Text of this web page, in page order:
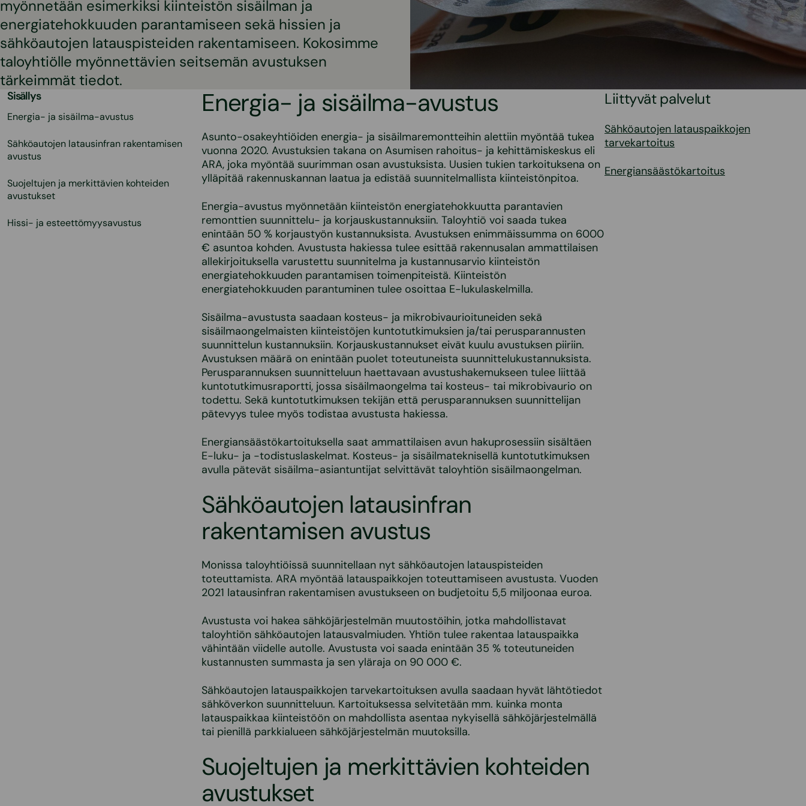
myönnetään esimerkiksi kiinteistön sisäilman ja
energiatehokkuuden parantamiseen sekä hissien ja
sähköautojen latauspisteiden rakentamiseen. Kokosimme
taloyhtiölle myönnettävien seitsemän avustuksen
tärkeimmät tiedot.
Sisällys
Energia- ja sisäilma-avustus
Sähköautojen latausinfran rakentamisen
avustus
Suojeltujen ja merkittävien kohteiden
avustukset
Hissi- ja esteettömyysavustus
Energia- ja sisäilma-avustus
Asunto-osakeyhtiöiden energia- ja sisäilmaremontteihin alettiin myöntää tukea
vuonna 2020. Avustuksien takana on Asumisen rahoitus- ja kehittämiskeskus eli
ARA, joka myöntää suurimman osan avustuksista. Uusien tukien tarkoituksena on
ylläpitää rakennuskannan laatua ja edistää suunnitelmallista kiinteistönpitoa.
Energia-avustus myönnetään kiinteistön energiatehokkuutta parantavien
remonttien suunnittelu- ja korjauskustannuksiin. Taloyhtiö voi saada tukea
enintään 50 % korjaustyön kustannuksista. Avustuksen enimmäissumma on 6000
€ asuntoa kohden. Avustusta hakiessa tulee esittää rakennusalan ammattilaisen
allekirjoituksella varustettu suunnitelma ja kustannusarvio kiinteistön
energiatehokkuuden parantamisen toimenpiteistä. Kiinteistön
energiatehokkuuden parantuminen tulee osoittaa E-lukulaskelmilla.
Sisäilma-avustusta saadaan kosteus- ja mikrobivaurioituneiden sekä
sisäilmaongelmaisten kiinteistöjen kuntotutkimuksien ja/tai perusparannusten
suunnittelun kustannuksiin. Korjauskustannukset eivät kuulu avustuksen piiriin.
Avustuksen määrä on enintään puolet toteutuneista suunnittelukustannuksista.
Perusparannuksen suunnitteluun haettavaan avustushakemukseen tulee liittää
kuntotutkimusraportti, jossa sisäilmaongelma tai kosteus- tai mikrobivaurio on
todettu. Sekä kuntotutkimuksen tekijän että perusparannuksen suunnittelijan
pätevyys tulee myös todistaa avustusta hakiessa.
Energiansäästökartoituksella saat ammattilaisen avun hakuprosessiin sisältäen
E-luku- ja -todistuslaskelmat. Kosteus- ja sisäilmateknisellä kuntotutkimuksen
avulla pätevät sisäilma-asiantuntijat selvittävät taloyhtiön sisäilmaongelman.
Sähköautojen latausinfran
rakentamisen avustus
Monissa taloyhtiöissä suunnitellaan nyt sähköautojen latauspisteiden
toteuttamista. ARA myöntää latauspaikkojen toteuttamiseen avustusta. Vuoden
2021 latausinfran rakentamisen avustukseen on budjetoitu 5,5 miljoonaa euroa.
Avustusta voi hakea sähköjärjestelmän muutostöihin, jotka mahdollistavat
taloyhtiön sähköautojen latausvalmiuden. Yhtiön tulee rakentaa latauspaikka
vähintään viidelle autolle. Avustusta voi saada enintään 35 % toteutuneiden
kustannusten summasta ja sen yläraja on 90 000 €.
Sähköautojen latauspaikkojen tarvekartoituksen avulla saadaan hyvät lähtötiedot
sähköverkon suunnitteluun. Kartoituksessa selvitetään mm. kuinka monta
latauspaikkaa kiinteistöön on mahdollista asentaa nykyisellä sähköjärjestelmällä
tai pienillä parkkialueen sähköjärjestelmän muutoksilla.
Suojeltujen ja merkittävien kohteiden
avustukset
Liittyvät palvelut
Sähköautojen latauspaikkojen
tarvekartoitus
Energiansäästökartoitus